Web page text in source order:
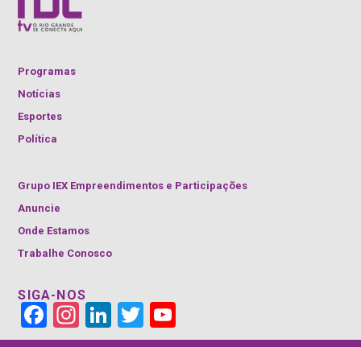
Programas
Notícias
Esportes
Política
Grupo IEX Empreendimentos e Participações
Anuncie
Onde Estamos
Trabalhe Conosco
SIGA-NOS
Face
book
Insta
gra
m
Link
edIn
Twitt
er
Cha